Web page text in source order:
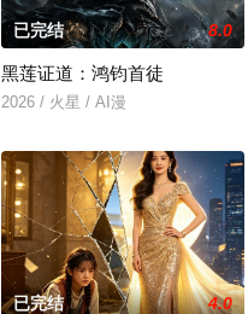
已完结 8.0
黑莲证道：鸿钧首徒
2026 / 火星 / AI漫
已完结 4.0